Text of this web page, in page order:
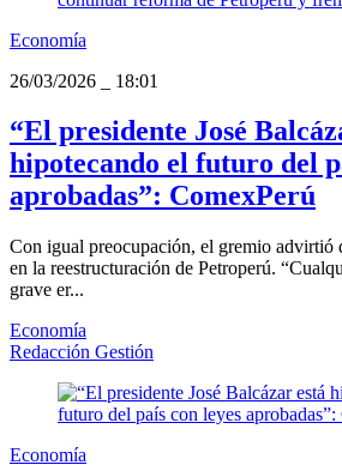
Economía
26/03/2026
18:01
“El presidente José
hipotecando el futuro del
aprobadas”: ComexPerú
Con igual preocupación, el gremio advirtió
en la reestructuración de Petroperú.
grave er...
Economía
Redacción Gestión
Economía